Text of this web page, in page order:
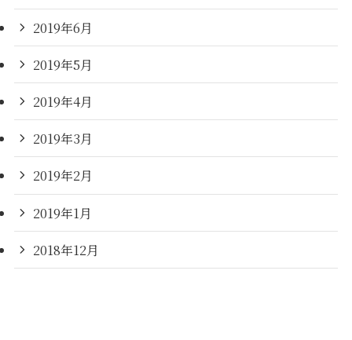
2019年6月
2019年5月
2019年4月
2019年3月
2019年2月
2019年1月
2018年12月